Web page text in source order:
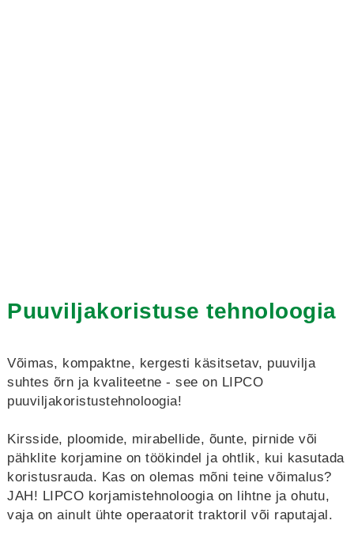
Puuviljakoristuse tehnoloogia
Võimas, kompaktne, kergesti käsitsetav, puuvilja
suhtes õrn ja kvaliteetne - see on LIPCO
puuviljakoristustehnoloogia!
Kirsside, ploomide, mirabellide, õunte, pirnide või
pähklite korjamine on töökindel ja ohtlik, kui kasutada
koristusrauda. Kas on olemas mõni teine võimalus?
JAH! LIPCO korjamistehnoloogia on lihtne ja ohutu,
vaja on ainult ühte operaatorit traktoril või raputajal.